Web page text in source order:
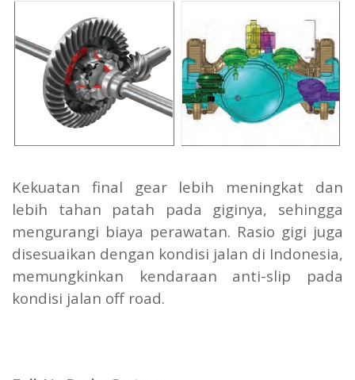
Kekuatan final gear lebih meningkat dan
lebih tahan patah pada giginya, sehingga
mengurangi biaya perawatan. Rasio gigi juga
disesuaikan dengan kondisi jalan di Indonesia,
memungkinkan kendaraan anti-slip pada
kondisi jalan off road.